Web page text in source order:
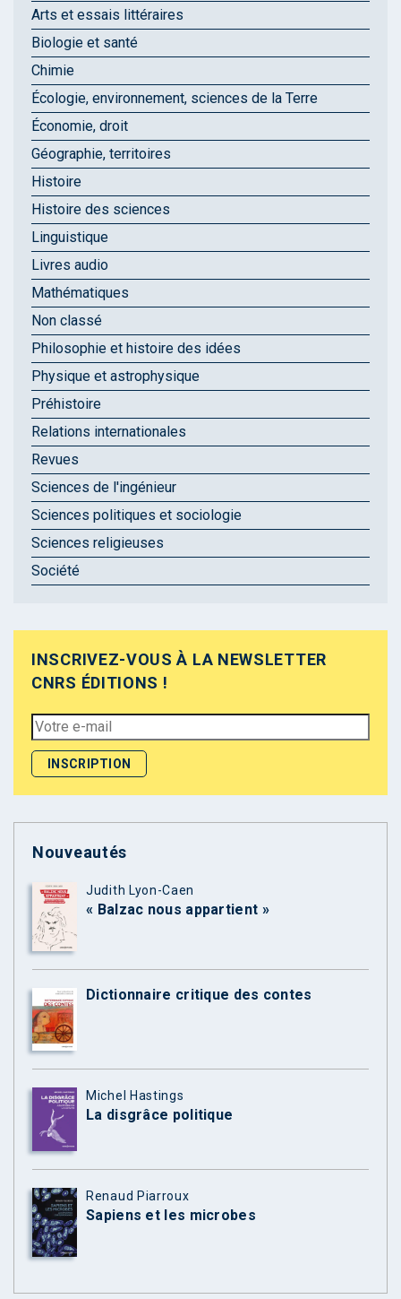
Arts et essais littéraires
Biologie et santé
Chimie
Écologie, environnement, sciences de la Terre
Économie, droit
Géographie, territoires
Histoire
Histoire des sciences
Linguistique
Livres audio
Mathématiques
Non classé
Philosophie et histoire des idées
Physique et astrophysique
Préhistoire
Relations internationales
Revues
Sciences de l'ingénieur
Sciences politiques et sociologie
Sciences religieuses
Société
INSCRIVEZ-VOUS À LA NEWSLETTER
CNRS ÉDITIONS !
Nouveautés
Judith Lyon-Caen
« Balzac nous appartient »
Dictionnaire critique des contes
Michel Hastings
La disgrâce politique
Renaud Piarroux
Sapiens et les microbes